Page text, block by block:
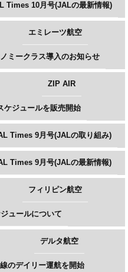
Times 10月号(JALの最新情報)
エミレーツ航空
ミークラス導入のお知らせ
ZIP AIR
ケジュールを販売開始
Times 9月号(JALの取り組み)
Times 9月号(JALの最新情報)
フィリピン航空
ュールについて
デルタ航空
のデイリー運航を開始